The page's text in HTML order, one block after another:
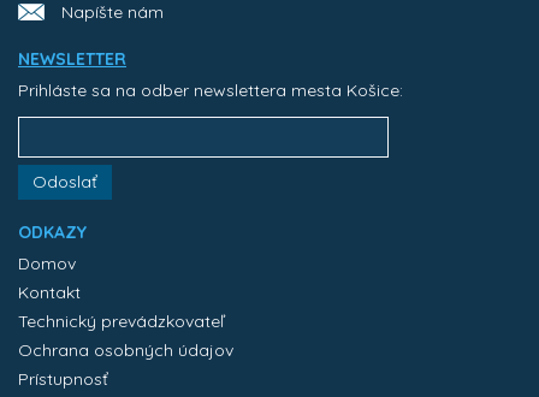
Napíšte nám
NEWSLETTER
Prihláste sa na odber newslettera mesta Košice:
Odoslať
ODKAZY
Domov
Kontakt
Technický prevádzkovateľ
Ochrana osobných údajov
Prístupnosť